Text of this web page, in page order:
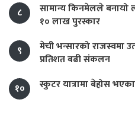
८
सामान्य किनमेलले बनायो
१० लाख पुरस्कार
९
मेची भन्सारको राजस्वमा
प्रतिशत बढी संकलन
१०
स्कुटर यात्रामा बेहोस